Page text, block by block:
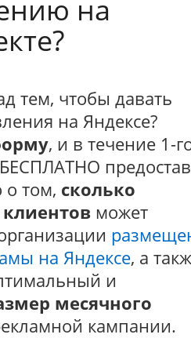
на
тем, чтобы давать
на Яндексе?
, и в течение 1-
том, сколько
может
на Яндексе, а
и
месячного
кампании.